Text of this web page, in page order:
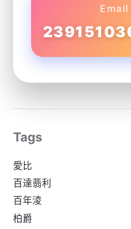
Email
Tags
愛比
百達翡利
百年淩
柏爵